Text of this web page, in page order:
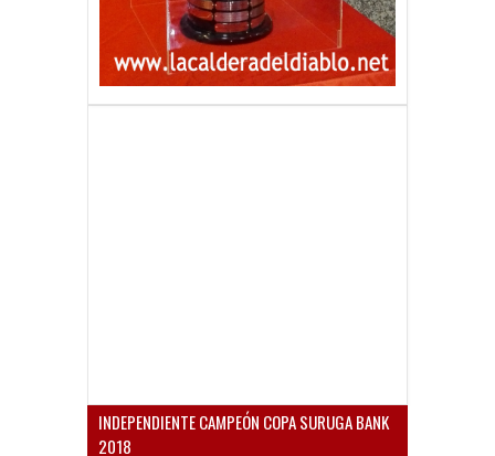
INDEPENDIENTE CAMPEÓN COPA SURUGA BANK
2018